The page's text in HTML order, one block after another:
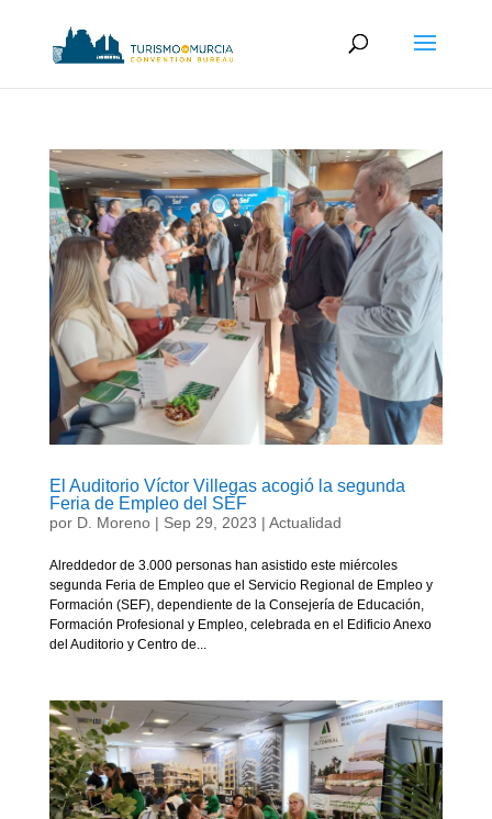
El Auditorio Víctor Villegas acogió la segunda
Feria de Empleo del SEF
por D. Moreno| Sep 29, 2023 | Actualidad
Alreddedor de 3.000 personas han asistido este miércoles
segunda Feria de Empleo que el Servicio Regional de Empleo y
Formación (SEF), dependiente de la Consejería de Educación,
Formación Profesional y Empleo, celebrada en el Edificio Anexo
del Auditorio y Centro de...